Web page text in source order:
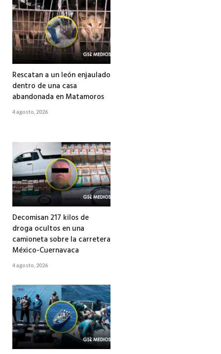
Rescatan a un león enjaulado
dentro de una casa
abandonada en Matamoros
4 agosto, 2026
Decomisan 217 kilos de
droga ocultos en una
camioneta sobre la carretera
México-Cuernavaca
4 agosto, 2026